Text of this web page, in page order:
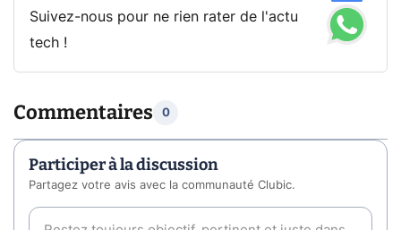
Suivez-nous pour ne rien rater de l'actu
tech !
Commentaires 0
Participer à la discussion
Partagez votre avis avec la communauté Clubic.